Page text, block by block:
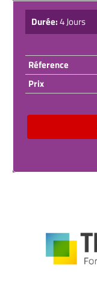
Durée:4 Jours
Réference
Prix